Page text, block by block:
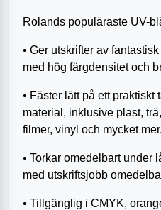
Rolands populäraste UV-
• Ger utskrifter av
med hög färgdensitet och
• Fäster lätt på ett
material, inklusive plast,
filmer, vinyl och mycket mer.
• Torkar omedelbart under
med utskriftsjobb
• Tillgänglig i CMYK,